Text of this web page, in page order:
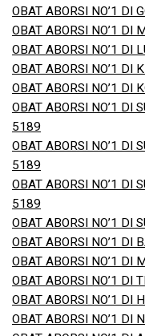
OBAT ABORSI NO’1 DI
OBAT ABORSI NO’1
OBAT ABORSI NO’1
OBAT ABORSI NO’1
OBAT ABORSI NO’1
OBAT ABORSI NO’1 DI
5189
OBAT ABORSI NO’1 DI
5189
OBAT ABORSI NO’1 DI
5189
OBAT ABORSI NO’1
OBAT ABORSI NO’1
OBAT ABORSI NO’1
OBAT ABORSI NO’1
OBAT ABORSI NO’1
OBAT ABORSI NO’1